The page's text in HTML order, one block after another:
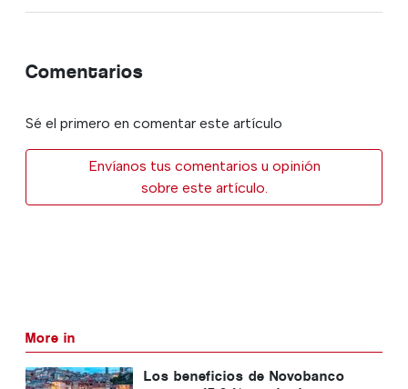
Comentarios
Sé el primero en comentar este artículo
Envíanos tus comentarios u opinión
sobre este artículo.
More in
Los beneficios de Novobanco